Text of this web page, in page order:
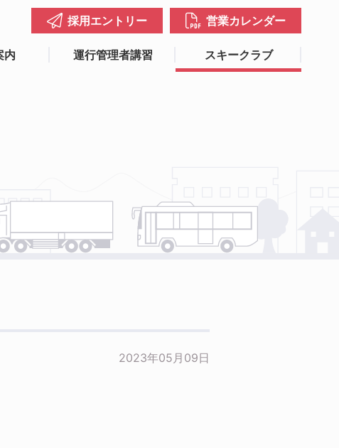
内 運行管理者講習 スキークラブ
採用エントリー 営業カレンダー
2023年05月09日